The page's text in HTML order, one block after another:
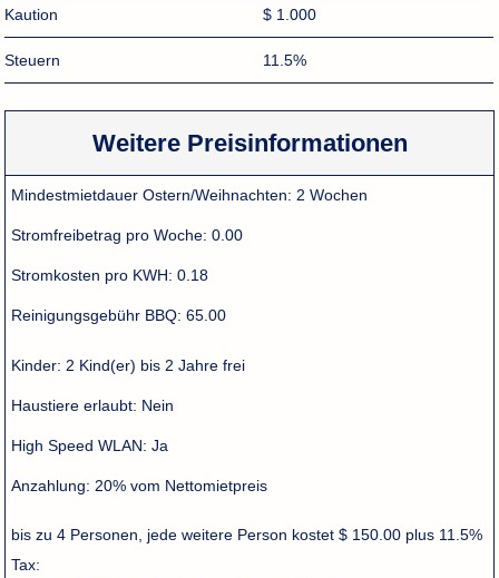
Kaution $ 1.000
Steuern 11.5%
Weitere Preisinformationen
Mindestmietdauer Ostern/Weihnachten: 2 Wochen
Stromfreibetrag pro Woche: 0.00
Stromkosten pro KWH: 0.18
Reinigungsgebühr BBQ: 65.00
Kinder: 2 Kind(er) bis 2 Jahre frei
Haustiere erlaubt: Nein
High Speed WLAN: Ja
Anzahlung: 20% vom Nettomietpreis
bis zu 4 Personen, jede weitere Person kostet $ 150.00 plus 11.5%
Tax: